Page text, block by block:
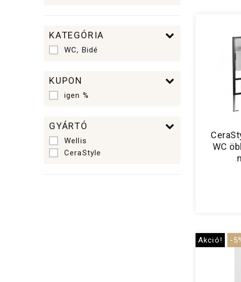
KATEGÓRIA
WC, Bidé
KUPON
igen %
GYÁRTÓ
Wellis
CeraStyle
WC
Akció! -